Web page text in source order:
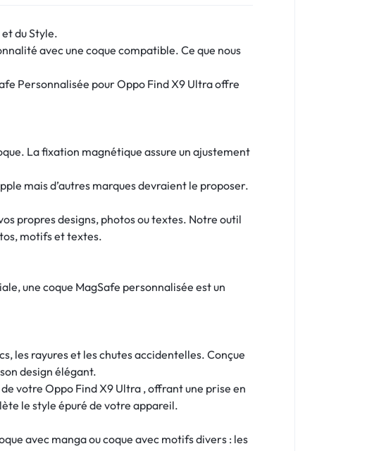
du Style.
avec une coque compatible. Ce que nous
Personnalisée pour Oppo Find X9 Ultra offre
La fixation magnétique assure un ajustement
mais d’autres marques devraient le proposer.
propres designs, photos ou textes. Notre outil
motifs et textes.
une coque MagSafe personnalisée est un
les rayures et les chutes accidentelles. Conçue
design élégant.
votre Oppo Find X9 Ultra , offrant une prise en
le style épuré de votre appareil.
avec manga ou coque avec motifs divers : les